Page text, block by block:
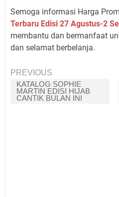
Semoga informasi Harga
Terbaru Edisi 27 Agustus-2
membantu dan bermanfaat
dan selamat berbelanja.
PREVIOUS
KATALOG SOPHIE
MARTIN EDISI HIJAB
CANTIK BULAN INI